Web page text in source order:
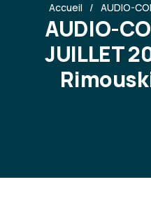
Accueil AUDIO-
AUDIO-
JUILLET